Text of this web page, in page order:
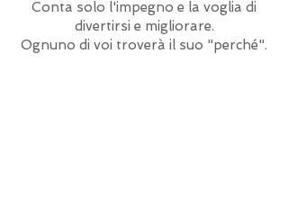
Conta solo l'impegno e la voglia di
divertirsi e migliorare.
Ognuno di voi troverà il suo "perché".